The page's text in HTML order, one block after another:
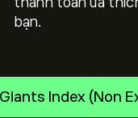
bạn.
Index (Non
Canada 60
Index (Non
từ 0‎C$‎ trong